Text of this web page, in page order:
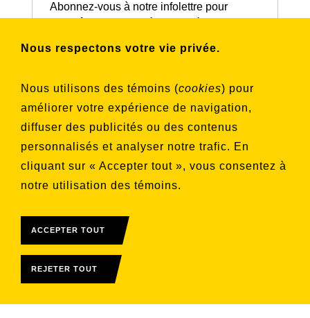
Nous respectons votre vie privée.
Nous utilisons des témoins (cookies) pour
améliorer votre expérience de navigation,
diffuser des publicités ou des contenus
personnalisés et analyser notre trafic. En
cliquant sur « Accepter tout », vous consentez à
notre utilisation des témoins.
ACCEPTER TOUT
REJETER TOUT
Abonnez-vous à notre infolettre pour
souhaitez vous inscrire
Aucune liste sélectionnée
S'INSCRIRE